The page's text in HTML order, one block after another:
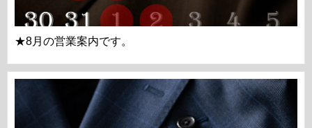
★8月の営業案内です。